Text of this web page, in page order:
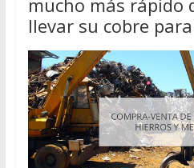
llevar su cobre